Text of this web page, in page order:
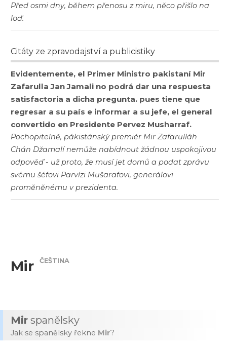
Před osmi dny, během přenosu z miru, něco přišlo na
loď.
Citáty ze zpravodajství a publicistiky
Evidentemente, el Primer Ministro pakistaní Mir
Zafarulla Jan Jamali no podrá dar una respuesta
satisfactoria a dicha pregunta. pues tiene que
regresar a su país e informar a su jefe, el general
convertido en Presidente Pervez Musharraf.
Pochopitelně, pákistánský premiér Mir Zafarulláh
Chán Džamalí nemůže nabídnout žádnou uspokojivou
odpověď - už proto, že musí jet domů a podat zprávu
svému šéfovi Parvízi Mušarafovi, generálovi
proměněnému v prezidenta.
Mir ČEŠTINA
Mir spanělsky
Jak se spanělsky řekne Mir?